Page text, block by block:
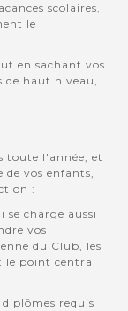
scolaires,
le
en sachant vos
de haut niveau,
toute l'année, et
de vos enfants,
:
se charge aussi
vos
du Club, les
le point central
requis